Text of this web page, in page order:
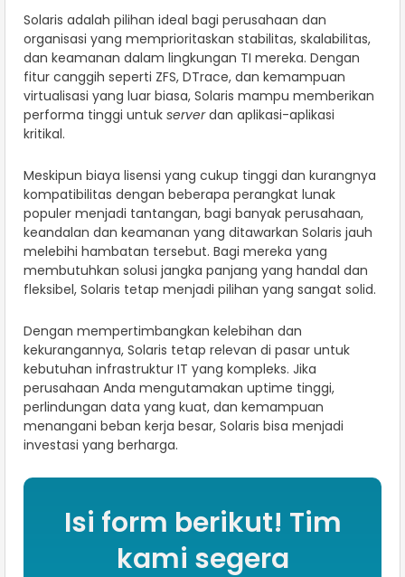
Solaris adalah pilihan ideal bagi perusahaan dan
organisasi yang memprioritaskan stabilitas, skalabilitas,
dan keamanan dalam lingkungan TI mereka. Dengan
fitur canggih seperti ZFS, DTrace, dan kemampuan
virtualisasi yang luar biasa, Solaris mampu memberikan
performa tinggi untuk serverdan aplikasi-aplikasi
kritikal.
Meskipun biaya lisensi yang cukup tinggi dan kurangnya
kompatibilitas dengan beberapa perangkat lunak
populer menjadi tantangan, bagi banyak perusahaan,
keandalan dan keamanan yang ditawarkan Solaris jauh
melebihi hambatan tersebut. Bagi mereka yang
membutuhkan solusi jangka panjang yang handal dan
fleksibel, Solaris tetap menjadi pilihan yang sangat solid.
Dengan mempertimbangkan kelebihan dan
kekurangannya, Solaris tetap relevan di pasar untuk
kebutuhan infrastruktur IT yang kompleks. Jika
perusahaan Anda mengutamakan uptime tinggi,
perlindungan data yang kuat, dan kemampuan
menangani beban kerja besar, Solaris bisa menjadi
investasi yang berharga.
Isi form berikut! Tim
kami segera